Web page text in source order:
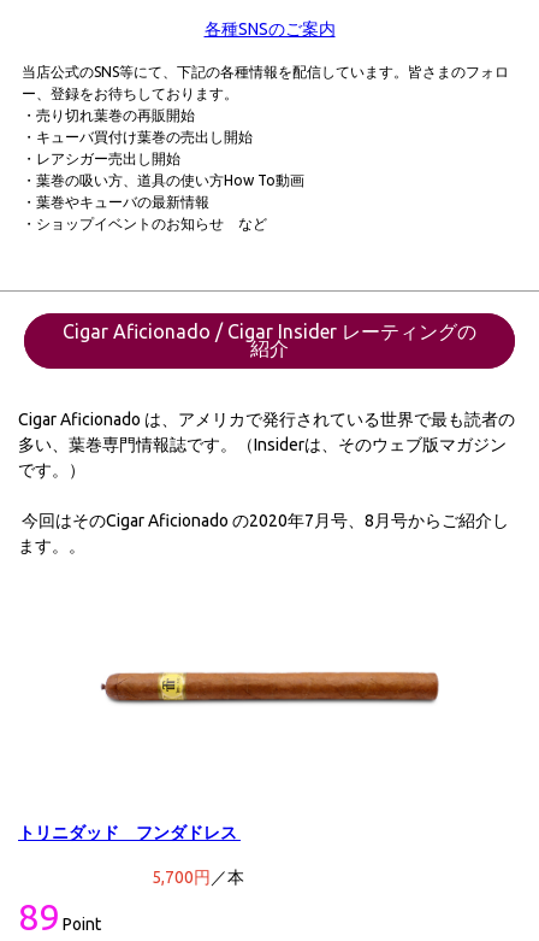
各種SNSのご案内
当店公式のSNS等にて、下記の各種情報を配信しています。皆さまのフォロ
ー、登録をお待ちしております。
・売り切れ葉巻の再販開始
・キューバ買付け葉巻の売出し開始
・レアシガー売出し開始
・葉巻の吸い方、道具の使い方How To動画
・葉巻やキューバの最新情報
・ショップイベントのお知らせ など
Cigar Aficionado / Cigar Insider レーティングの
紹介
Cigar Aficionado は、アメリカで発行されている世界で最も読者の
多い、葉巻専門情報誌です。（Insiderは、そのウェブ版マガジン
です。）
今回はそのCigar Aficionado の2020年7月号、8月号からご紹介し
ます。。
トリニダッド フンダドレス
5,700円 ／本
89 Point